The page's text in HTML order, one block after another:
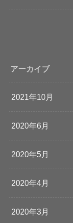
アーカイブ
2021年10月
2020年6月
2020年5月
2020年4月
2020年3月